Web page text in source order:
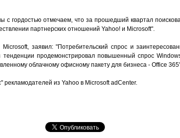
с гордостью отмечаем, что за прошедший квартал
партнерских отношений Yahoo! и Microsoft".
заявил: "Потребительский спрос и
продемонстрировал повышенный спрос
облачному офисному пакету для бизнеса - Office
рекламодателей из Yahoo в Microsoft adCenter.